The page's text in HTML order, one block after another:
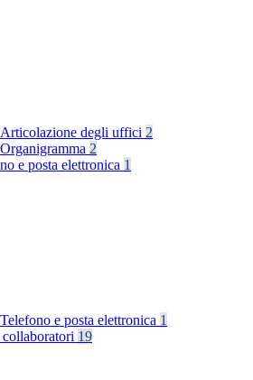
Articolazione degli uffici 2
Organigramma 2
e posta elettronica 1
Telefono e posta elettronica 1
19